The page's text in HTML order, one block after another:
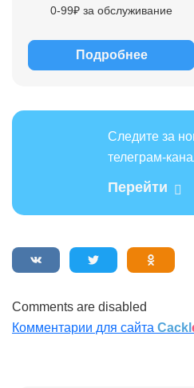
0-99₽ за обслуживание
Подробнее
Следите за
телеграм-
Перейти
Comments are disabled
Комментарии для сайта Cackl